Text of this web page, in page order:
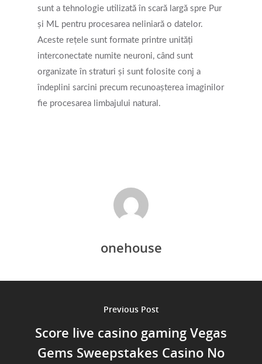
sunt a tehnologie utilizată în scară largă spre Pur
și ML pentru procesarea neliniară o datelor.
Aceste rețele sunt formate printre unități
interconectate numite neuroni, când sunt
organizate în straturi și sunt folosite conj a
îndeplini sarcini precum recunoașterea imaginilor
fie procesarea limbajului natural.
onehouse
Previous Post
Score live casino gaming Vegas
Gems Sweepstakes Casino No